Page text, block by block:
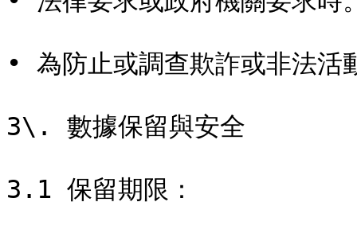
• 為防止或調查欺詐或非法活
3\. 數據保留與安全
3.1 保留期限：